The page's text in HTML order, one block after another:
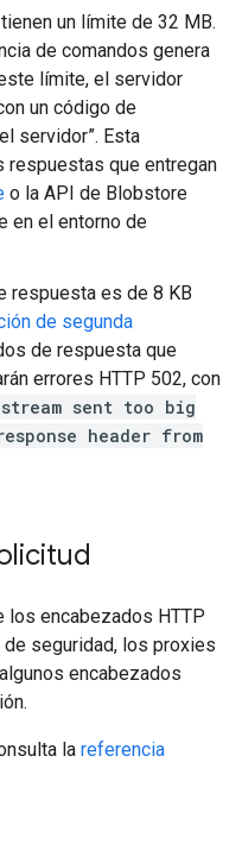
un límite de 32 MB.
de comandos genera
límite, el servidor
un código de
servidor”. Esta
respuestas que entregan
o la API de Blobstore
en el entorno de
respuesta es de 8 KB
de segunda
de respuesta que
errores HTTP 502, con
sent too big
header from
los encabezados HTTP
seguridad, los proxies
encabezados
la referencia